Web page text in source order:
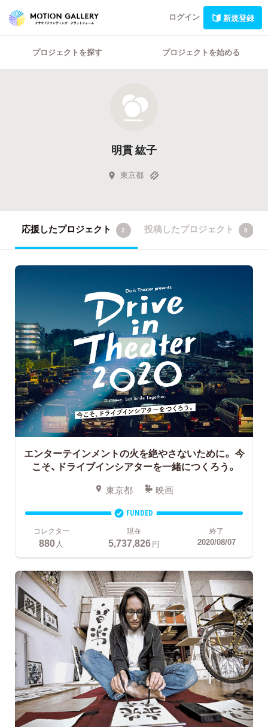
ログイン 新規登録
プロジェクトを探す プロジェクトを始める
明貫 紘子
東京都
応援したプロジェクト 2 投稿したプロジェクト 0
エンターテインメントの火を絶やさないために。 今
こそ、ドライブインシアターを一緒につくろう。
東京都 映画
FUNDED
コレクター
880 人
現在
5,737,826円
終了
2020/08/07